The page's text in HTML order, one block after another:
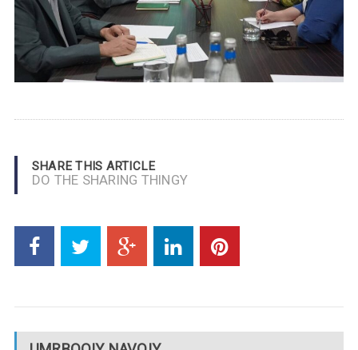
SHARE THIS ARTICLE
DO THE SHARING THINGY